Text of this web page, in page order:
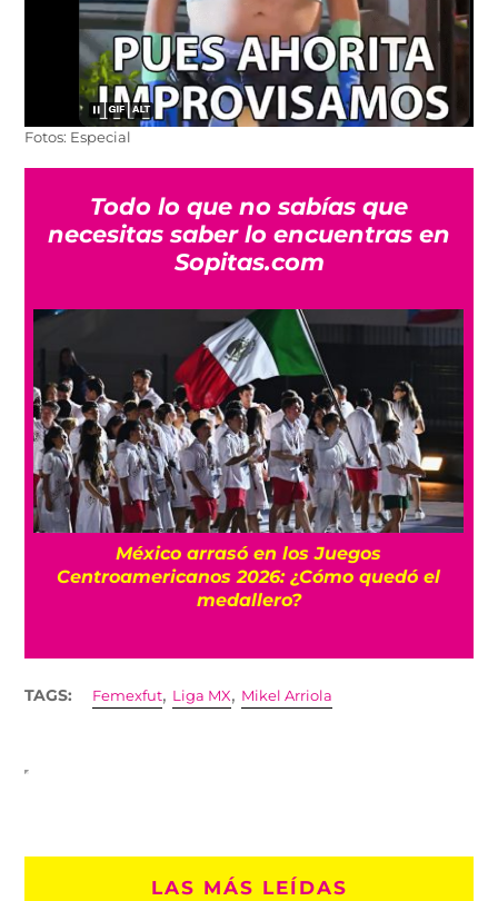
Fotos: Especial
Todo lo que no sabías que
necesitas saber lo encuentras en
Sopitas.com
quedó el
FIFA niega que Infantino hizo
una amante cuando estaba en
TAGS: Femexfut, Liga MX, Mikel Arriola
LAS MÁS LEÍDAS